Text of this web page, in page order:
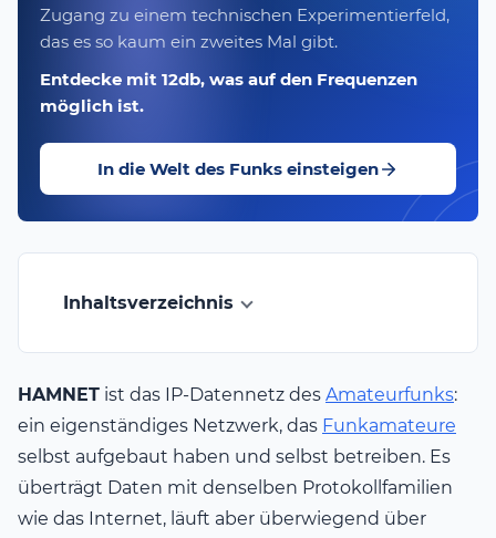
Zugang zu einem technischen Experimentierfeld,
das es so kaum ein zweites Mal gibt.
Entdecke mit 12db, was auf den Frequenzen
möglich ist.
In die Welt des Funks einsteigen
Inhaltsverzeichnis
HAMNET ist das IP-Datennetz des Amateurfunks:
ein eigenständiges Netzwerk, das Funkamateure
selbst aufgebaut haben und selbst betreiben. Es
überträgt Daten mit denselben Protokollfamilien
wie das Internet, läuft aber überwiegend über